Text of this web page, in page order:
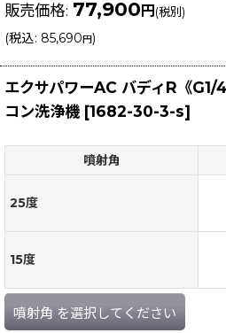
販売価格: 77,900 円 (税別)
(税込: 85,690 円)
エクサパワーAC バディR《G1/
コン洗浄機 [1682-30-3-s]
噴射角
25度
15度
噴射角 を選択してください